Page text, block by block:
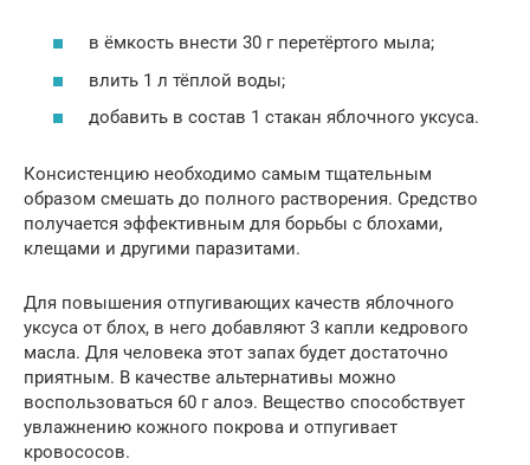
в ёмкость внести 30 г перетёртого мыла;
влить 1 л тёплой воды;
добавить в состав 1 стакан яблочного уксуса.
Консистенцию необходимо самым тщательным
образом смешать до полного растворения. Средство
получается эффективным для борьбы с блохами,
клещами и другими паразитами.
Для повышения отпугивающих качеств яблочного
уксуса от блох, в него добавляют 3 капли кедрового
масла. Для человека этот запах будет достаточно
приятным. В качестве альтернативы можно
воспользоваться 60 г алоэ. Вещество способствует
увлажнению кожного покрова и отпугивает
кровососов.